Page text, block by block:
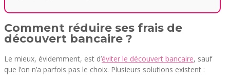
Comment réduire ses frais de
découvert bancaire ?
Le mieux, évidemment, est d’éviter le découvert bancaire, sauf
que l’on n’a parfois pas le choix. Plusieurs solutions existent :